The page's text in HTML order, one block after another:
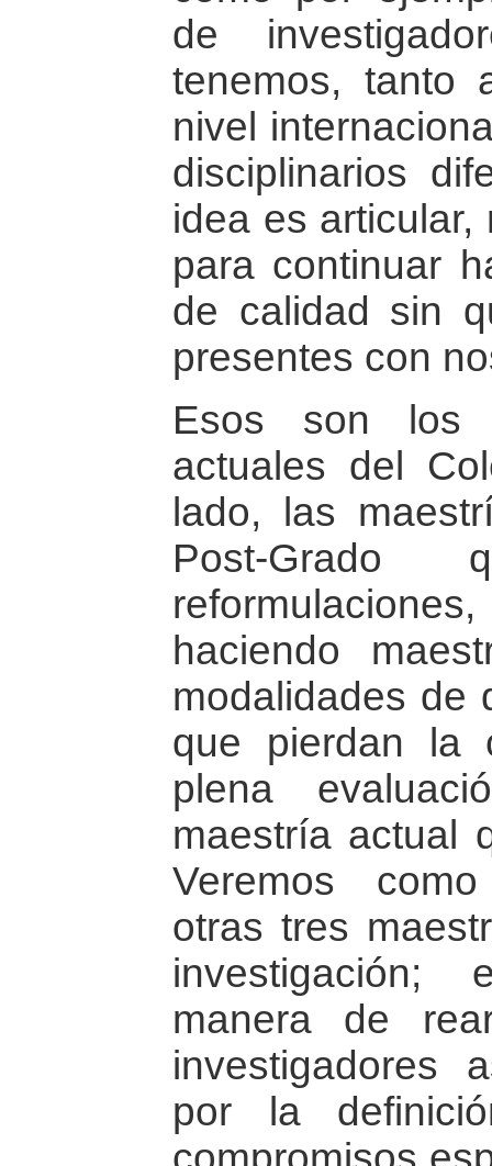
de
tenemos, tanto
nivel
disciplinarios
idea es
para continuar
de calidad sin
presentes con
Esos son los
actuales del
lado, las
Post-
haciendo
modalidades de
que pierdan la
plena
maestría actual
Veremos
otras tres
investigación;
manera de
investigadores
por la